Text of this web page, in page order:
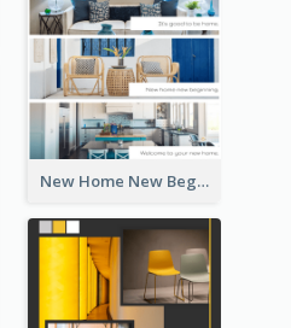
New Home New Beginning Photo Collage